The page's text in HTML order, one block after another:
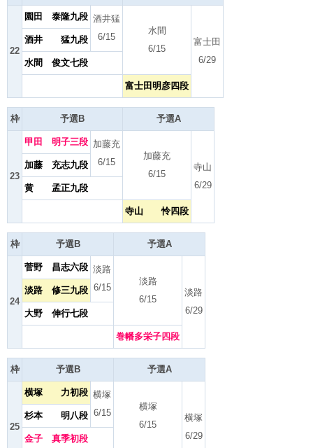
22
園田 泰隆九段 酒井猛
6/15
水間
6/15
富士田
6/29
酒井 猛九段
水間 俊文七段
富士田明彦四段
枠 予選B 予選A
23
甲田 明子三段 加藤充
6/15
加藤充
6/15
寺山
6/29
加藤 充志九段
黄 孟正九段
寺山 怜四段
枠 予選B 予選A
24
菅野 昌志六段 淡路
6/15
淡路
6/15
淡路
6/29
淡路 修三九段
大野 伸行七段
巻幡多栄子四段
枠 予選B 予選A
25
横塚 力初段 横塚
6/15
横塚
6/15
横塚
6/29
杉本 明八段
金子 真季初段